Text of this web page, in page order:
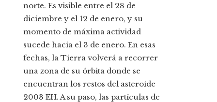
norte. Es visible entre el 28 de
diciembre y el 12 de enero, y su
momento de máxima actividad
sucede hacia el 3 de enero. En esas
fechas, la Tierra volverá a recorrer
una zona de su órbita donde se
encuentran los restos del asteroide
2003 EH. A su paso, las partículas de